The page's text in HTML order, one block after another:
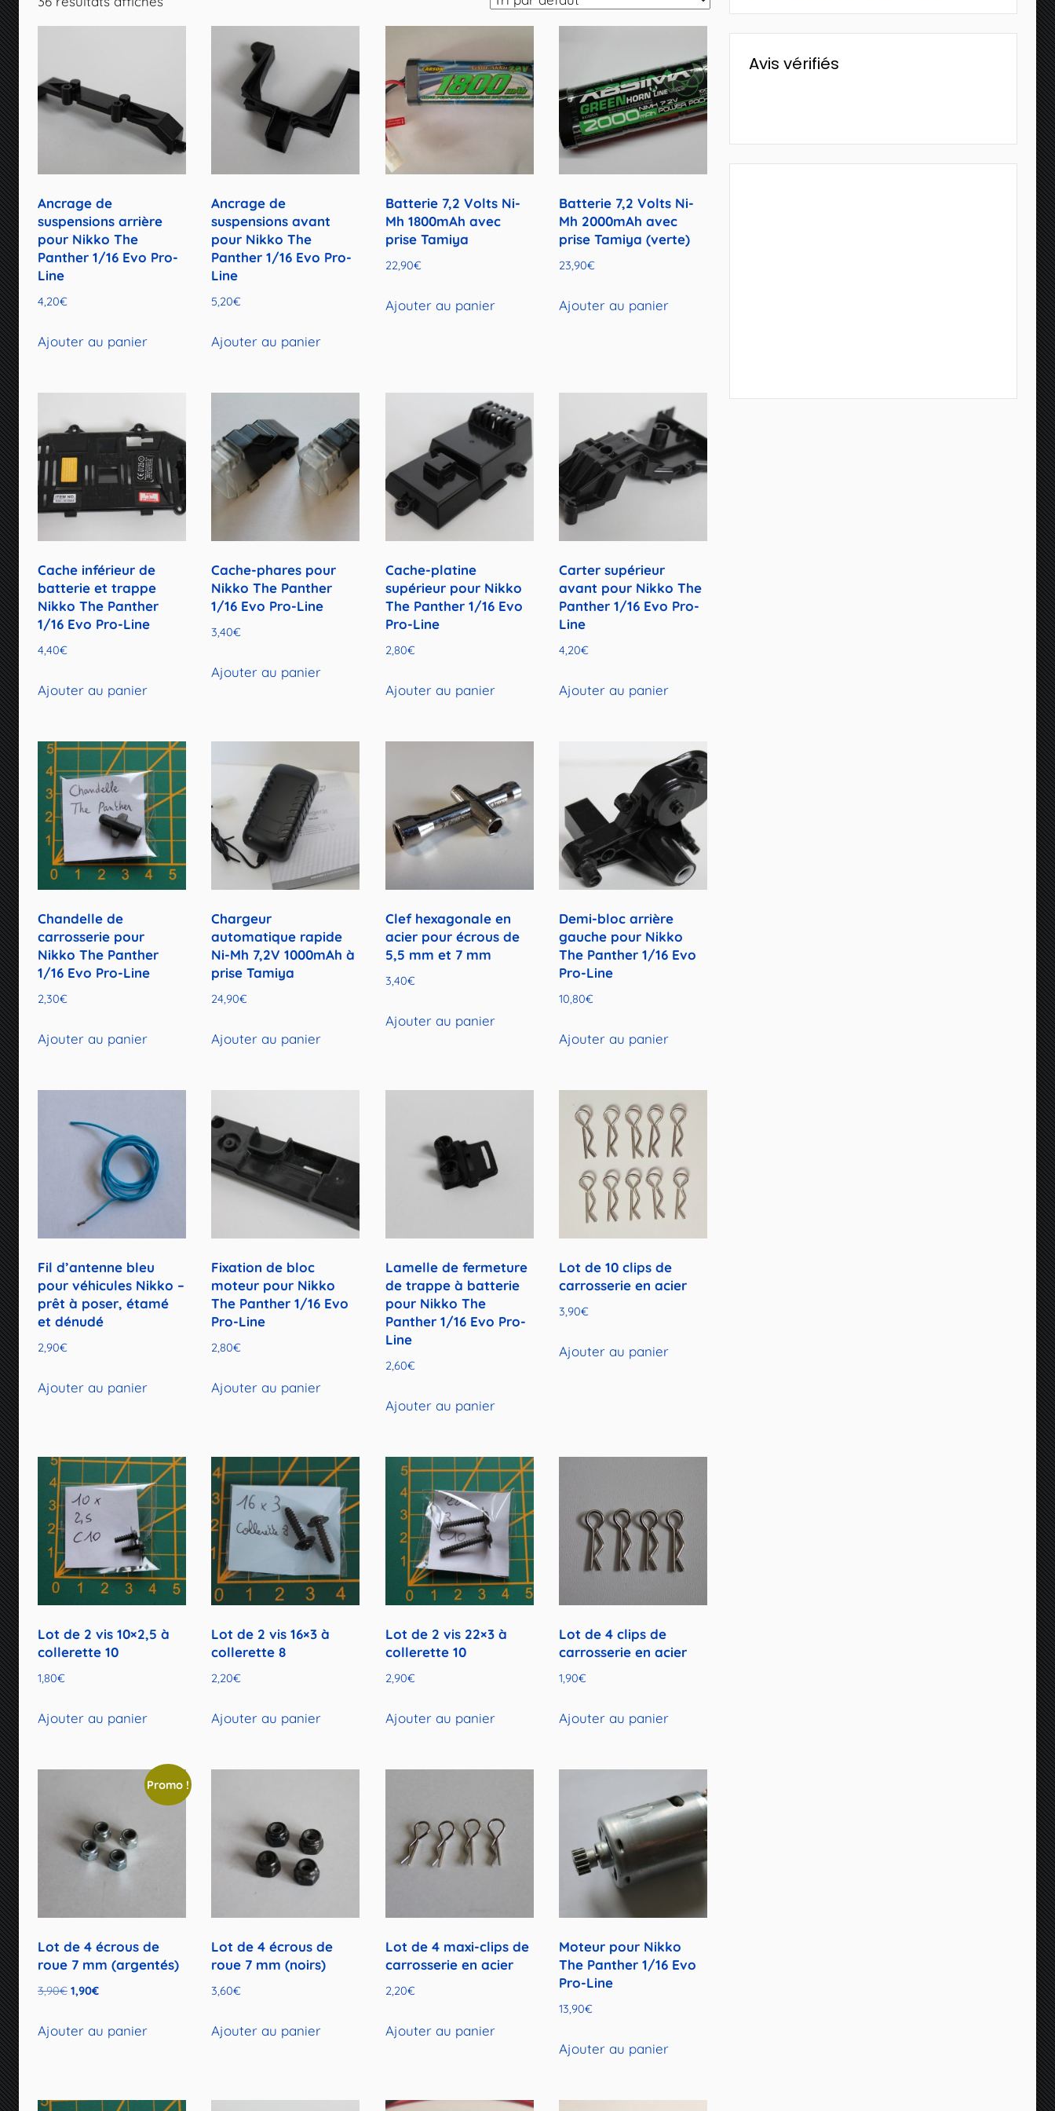
Ancrage de
suspensions arrière
pour Nikko The
Panther 1/16 Evo Pro-
Line
4,20€
Ajouter au panier
Ancrage de
suspensions avant
pour Nikko The
Panther 1/16 Evo Pro-
Line
5,20€
Ajouter au panier
Batterie 7,2 Volts Ni-
Mh 1800mAh avec
prise Tamiya
22,90€
Ajouter au panier
Batterie 7,2 Volts Ni-
Mh 2000mAh avec
prise Tamiya (verte)
23,90€
Ajouter au panier
Cache inférieur de
batterie et trappe
Nikko The Panther
1/16 Evo Pro-Line
4,40€
Ajouter au panier
Cache-phares pour
Nikko The Panther
1/16 Evo Pro-Line
3,40€
Ajouter au panier
Cache-platine
supérieur pour Nikko
The Panther 1/16 Evo
Pro-Line
2,80€
Ajouter au panier
Carter supérieur
avant pour Nikko The
Panther 1/16 Evo Pro-
Line
4,20€
Ajouter au panier
Chandelle de
carrosserie pour
Nikko The Panther
1/16 Evo Pro-Line
2,30€
Ajouter au panier
Chargeur
automatique rapide
Ni-Mh 7,2V 1000mAh à
prise Tamiya
24,90€
Ajouter au panier
Clef hexagonale en
acier pour écrous de
5,5 mm et 7 mm
3,40€
Ajouter au panier
Demi-bloc arrière
gauche pour Nikko
The Panther 1/16 Evo
Pro-Line
10,80€
Ajouter au panier
Fil d’antenne bleu
pour véhicules Nikko –
prêt à poser, étamé
et dénudé
2,90€
Ajouter au panier
Fixation de bloc
moteur pour Nikko
The Panther 1/16 Evo
Pro-Line
2,80€
Ajouter au panier
Lamelle de fermeture
de trappe à batterie
pour Nikko The
Panther 1/16 Evo Pro-
Line
2,60€
Ajouter au panier
Lot de 10 clips de
carrosserie en acier
3,90€
Ajouter au panier
Lot de 2 vis 10×2,5 à
collerette 10
1,80€
Ajouter au panier
Lot de 2 vis 16×3 à
collerette 8
2,20€
Ajouter au panier
Lot de 2 vis 22×3 à
collerette 10
2,90€
Ajouter au panier
Lot de 4 clips de
carrosserie en acier
1,90€
Ajouter au panier
Promo !
Lot de 4 écrous de
roue 7 mm (argentés)
3,90€ Le
initial
1,90€Le
actuel
Ajouter au panier
Lot de 4 écrous de
roue 7 mm (noirs)
3,60€
Ajouter au panier
Lot de 4 maxi-clips de
carrosserie en acier
2,20€
Ajouter au panier
Moteur pour Nikko
The Panther 1/16 Evo
Pro-Line
13,90€
Ajouter au panier
Avis vérifiés